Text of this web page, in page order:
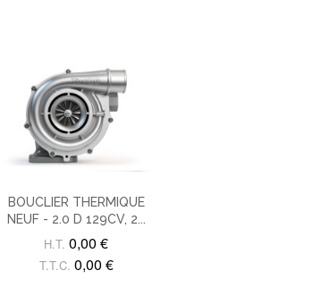
BOUCLIER THERMIQUE
NEUF - 2.0 D 129CV, 2...
H.T. 0,00 €
T.T.C. 0,00 €